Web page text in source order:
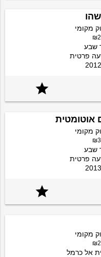
מקומי
שבע
פרטית

אוטומטית
מקומי
שבע
פרטית

מקומי
אל כרמל